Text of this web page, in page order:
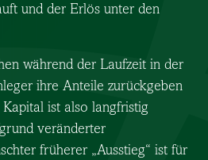
und der Erlös unter den
während der Laufzeit in der
ihre Anteile zurückgeben
ist also langfristig
veränderter
früherer „Ausstieg“ ist für